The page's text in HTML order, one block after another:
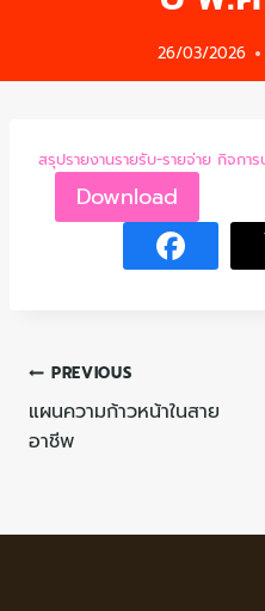
26/03/2026
สรุปรายงานรายรับ-รายจ่าย กิจกา
Download
PREVIOUS
แผนความก้าวหน้าในสาย
อาชีพ